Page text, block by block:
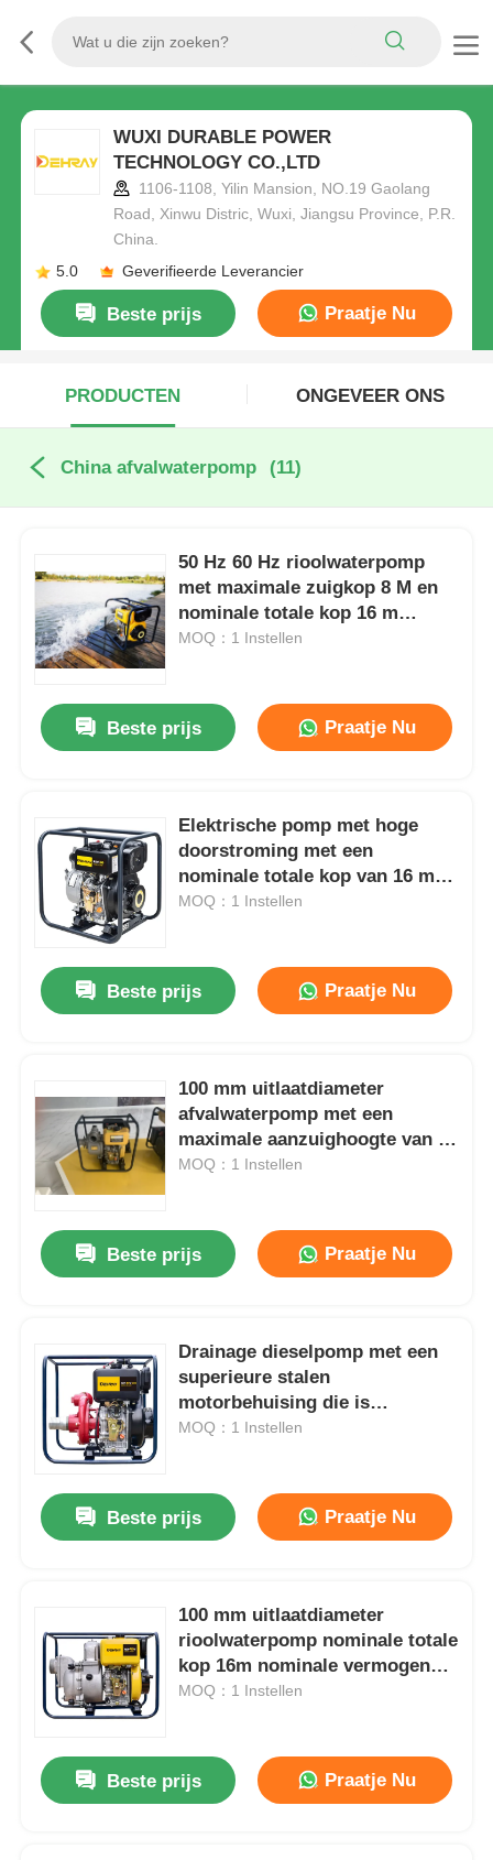
WUXI DURABLE POWER
TECHNOLOGY CO.,LTD
1106-1108, Yilin Mansion, NO.19 Gaolang
Road, Xinwu Distric, Wuxi, Jiangsu Province, P.R.
China.
5.0
Geverifieerde Leverancier
Beste prijs Praatje Nu
PRODUCTEN ONGEVEER ONS
China afvalwaterpomp (11)
50 Hz 60 Hz rioolwaterpomp
met maximale zuigkop 8 M en
nominale totale kop 16 m
Geschikt voor
MOQ：1 Instellen
Beste prijs Praatje Nu
Elektrische pomp met hoge
doorstroming met een
nominale totale kop van 16 m,
ontworpen om de productiviteit
verbeteren
MOQ：1 Instellen
Beste prijs Praatje Nu
100 mm uitlaatdiameter
afvalwaterpomp met een
maximale aanzuighoogte van 8
m en een superieure stalen
MOQ：1 Instellen
Beste prijs Praatje Nu
Drainage dieselpomp met een
superieure stalen
motorbehuising die is
geoptimaliseerd voor continue
MOQ：1 Instellen
Beste prijs Praatje Nu
100 mm uitlaatdiameter
rioolwaterpomp nominale totale
kop 16m nominale vermogen
8,6 kW pomp voor
MOQ：1 Instellen
Beste prijs Praatje Nu